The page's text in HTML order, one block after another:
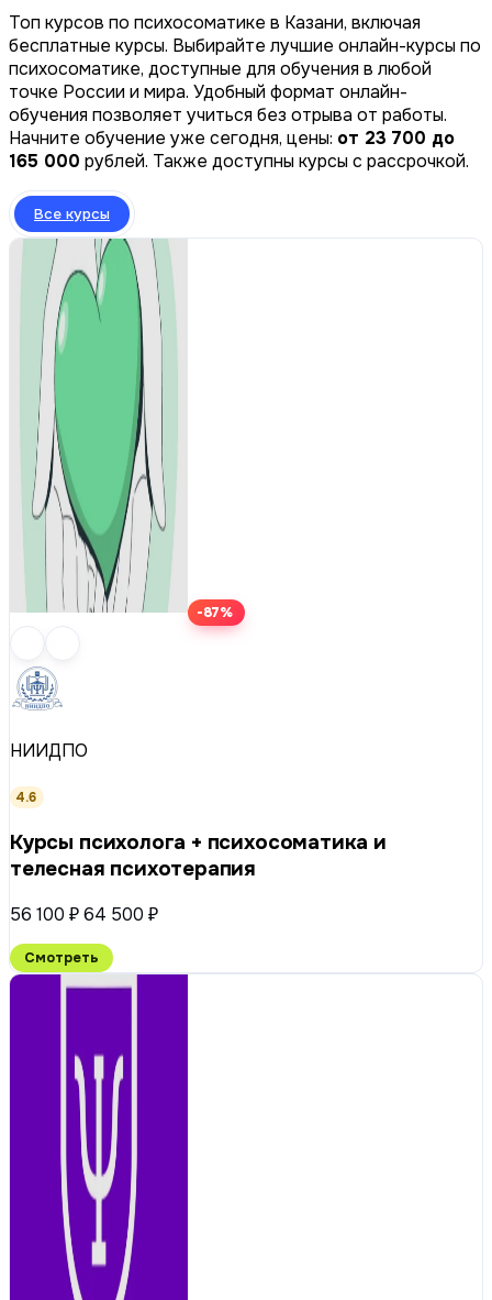
Топ курсов по психосоматике в Казани, включая
бесплатные курсы. Выбирайте лучшие онлайн-курсы по
психосоматике, доступные для обучения в любой
точке России и мира. Удобный формат онлайн-
обучения позволяет учиться без отрыва от работы.
Начните обучение уже сегодня, цены: от 23 700 до
165 000 рублей. Также доступны курсы с рассрочкой.
Все курсы
-87%
НИИДПО
4.6
Курсы психолога + психосоматика и
телесная психотерапия
56 100 ₽64 500 ₽
Смотреть